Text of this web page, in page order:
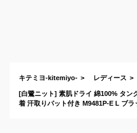
キテミヨ-kitemiyo- レディース
[白鷺ニット] 素肌ドライ 綿100% タン
着 汗取りパット付き M9481P-E L ブラ